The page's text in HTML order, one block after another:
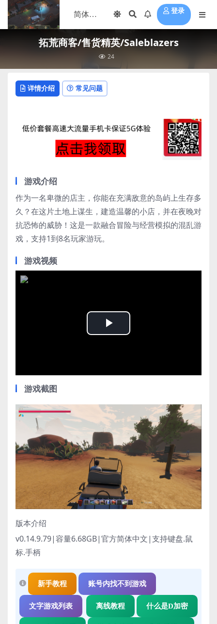
登录
拓荒商客/售货精英/Saleblazers
24
详情介绍 常见问题
游戏介绍
作为一名卑微的店主，你能在充满敌意的岛屿上生存多
久？在这片土地上谋生，建造温馨的小店，并在夜晚对
抗恐怖的威胁！这是一款融合冒险与经营模拟的混乱游
戏，支持1到8名玩家游玩。
游戏视频
Play
游戏截图
版本介绍
v0.14.9.79|容量6.68GB|官方简体中文|支持键盘.鼠
标.手柄
新手教程 账号内找不到游戏
文字游戏列表 离线教程 什么是D加密